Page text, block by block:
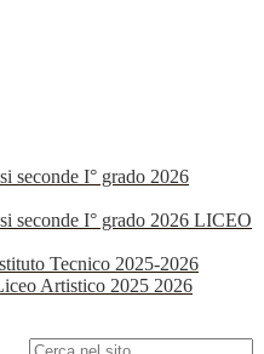
seconde I° grado 2026
seconde I° grado 2026 LICEO
Tecnico 2025-2026
Artistico 2025 2026